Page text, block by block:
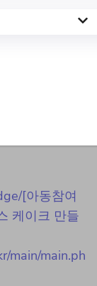
] 쿠킹
무스
[아동참여
케이크 만들
main/main.ph